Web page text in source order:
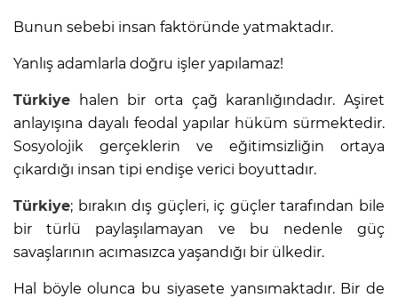
Bunun sebebi insan faktöründe yatmaktadır.
Yanlış adamlarla doğru işler yapılamaz!
Türkiye halen bir orta çağ karanlığındadır. Aşiret
anlayışına dayalı feodal yapılar hüküm sürmektedir.
Sosyolojik gerçeklerin ve eğitimsizliğin ortaya
çıkardığı insan tipi endişe verici boyuttadır.
Türkiye; bırakın dış güçleri, iç güçler tarafından bile
bir türlü paylaşılamayan ve bu nedenle güç
savaşlarının acımasızca yaşandığı bir ülkedir.
Hal böyle olunca bu siyasete yansımaktadır. Bir de